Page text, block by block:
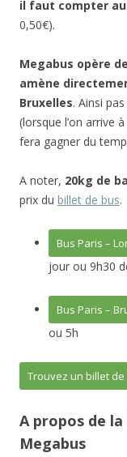
il faut compter
0,50€).
Megabus opère
amène
Bruxelles. Ainsi
(lorsque l’on arrive
fera gagner du
A noter, 20kg de
prix du billet de bus.
Bus Paris –
jour ou 9h30
Bus Paris –
ou 5h
Trouvez un billet de
A propos de
Megabus